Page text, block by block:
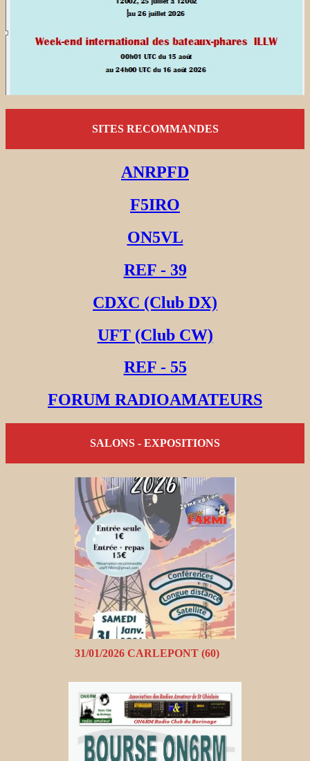
SITES RECOMMANDES
ANRPFD
F5IRO
ON5VL
REF - 39
CDXC (Club DX)
UFT (Club CW)
REF - 55
FORUM RADIOAMATEURS
SALONS - EXPOSITIONS
31/01/2026 CARLEPONT (60)